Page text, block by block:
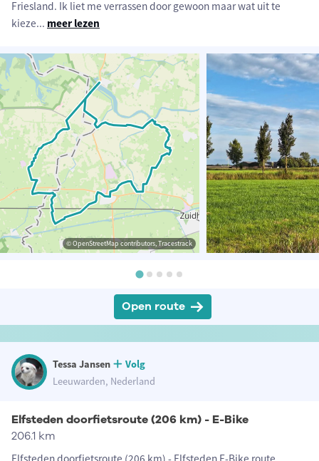
Friesland. Ik liet me verrassen door gewoon maar wat uit te
kieze... meer lezen
© OpenStreetMap contributors, Tracestrack
Open route
Tessa Jansen
Volg
Leeuwarden, Nederland
Elfsteden doorfietsroute (206 km) - E-Bike
206.1 km